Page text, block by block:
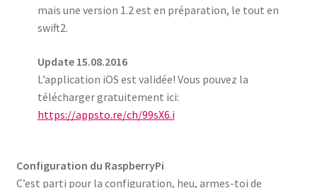
mais une version 1.2 est en préparation, le tout en
swift2.
Update 15.08.2016
L’application iOS est validée! Vous pouvez la
télécharger gratuitement ici:
https://appsto.re/ch/99sX6.i
Configuration du RaspberryPi
C’est parti pour la configuration, heu, armes-toi de